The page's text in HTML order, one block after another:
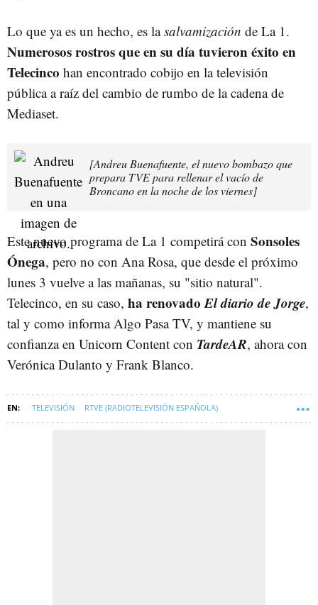
Lo que ya es un hecho, es lasalvamización de La 1.
Numerosos rostros que en su día tuvieron éxito en
Telecinco han encontrado cobijo en la televisión
pública a raíz del cambio de rumbo de la cadena de
Mediaset.
[Andreu Buenafuente, el nuevo bombazo que
prepara TVE para rellenar el vacío de
Broncano en la noche de los viernes]
Este nuevo programa de La 1 competirá con Sonsoles
Ónega, pero no con Ana Rosa, que desde el próximo
lunes 3 vuelve a las mañanas, su "sitio natural".
Telecinco, en su caso, ha renovadoEl diario de Jorge,
tal y como informa Algo Pasa TV, y mantiene su
confianza en Unicorn Content con TardeAR, ahora con
Verónica Dulanto y Frank Blanco.
TELEVISIÓN RTVE (RADIOTELEVISIÓN ESPAÑOLA)